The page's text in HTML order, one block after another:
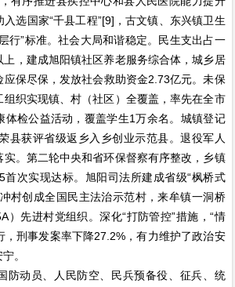
选国家“千县工程”[9]，古文镇、东兴镇卫生
行”标准。社会大局和谐稳定。民生支出占一
，建成旭阳镇社区养老服务综合体，城乡居
应保尽保，发放社会救助资金2.73亿元。未保
织实现镇、村（社区）全覆盖，率先在全市
体检公益活动，覆盖学生1万余名。城镇登记
县获评省级返乡入乡创业示范县。退役军人
。第二轮中央和省环保督察有序整改，乡镇
首次实现达标。旭阳司法所建成省级“枫桥式
村创成全国民主法治示范村，来牟镇一洞桥
）先进村党组织。深化“打防管控”措施，“情
，刑事发案率下降27.2%，有力维护了政治安
。
防动员、人民防空、民兵预备役、征兵、统